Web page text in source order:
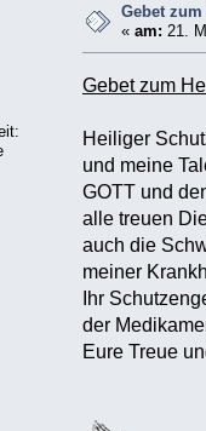
Gebet
«am: 21.
Gebet zum
Heiliger
und meine
GOTT und
alle treuen
auch die
meiner
Ihr
der
Eure Treue